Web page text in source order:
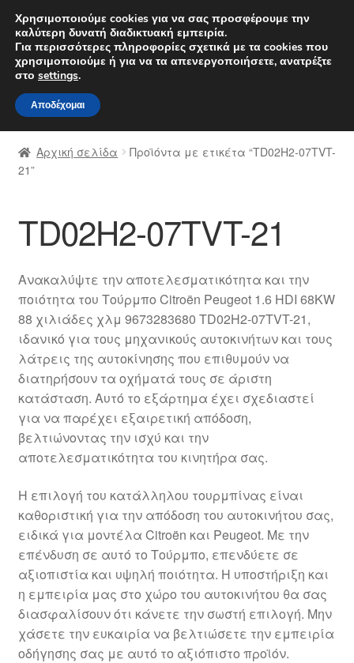
ΑΠΟΣΤΟΛΗ από 7 EUR
Δευτέρα-Παρ. 9 π.μ. - 4 μ.μ.
Απευθείας
μετάβαση
στην
πλοήγηση
Μετάβαση
σε
περιεχόμενο
Αρχική
Διαδικασία Παραπόνων
Καροτσάκι
Μεταφορά
Ο λογαριασμός μου
Ολοκλήρωση αγοράς
Οροι και Προϋποθέσεις
Παγκόσμια αποστολή
Παράπονα
πληρωμές
Πολιτική Απορρήτου
Σχετικά με εμάς
Αρχική σελίδα
Προϊόντα με ετικέτα “TD02H2-07TVT-
21”
TD02H2-07TVT-21
Ανακαλύψτε την αποτελεσματικότητα και την
ποιότητα του Τούρμπο Citroën Peugeot 1.6 HDI 68KW
88 χιλιάδες χλμ 9673283680 TD02H2-07TVT-21,
ιδανικό για τους μηχανικούς αυτοκινήτων και τους
λάτρεις της αυτοκίνησης που επιθυμούν να
διατηρήσουν τα οχήματά τους σε άριστη
κατάσταση. Αυτό το εξάρτημα έχει σχεδιαστεί
για να παρέχει εξαιρετική απόδοση,
βελτιώνοντας την ισχύ και την
αποτελεσματικότητα του κινητήρα σας.
Η επιλογή του κατάλληλου τουρμπίνας είναι
καθοριστική για την απόδοση του αυτοκινήτου σας,
ειδικά για μοντέλα Citroën και Peugeot. Με την
επένδυση σε αυτό το Τούρμπο, επενδύετε σε
αξιοπιστία και υψηλή ποιότητα. Η υποστήριξη και
η εμπειρία μας στο χώρο του αυτοκινήτου θα σας
διασφαλίσουν ότι κάνετε την σωστή επιλογή. Μην
χάσετε την ευκαιρία να βελτιώσετε την εμπειρία
οδήγησης σας με αυτό το αξιόπιστο προϊόν.
Χρησιμοποιούμε cookies για να σας προσφέρουμε την
καλύτερη δυνατή διαδικτυακή εμπειρία.
Για περισσότερες πληροφορίες σχετικά με τα cookies που
χρησιμοποιούμε ή για να τα απενεργοποιήσετε, ανατρέξτε
στο settings.
Αποδέχομαι